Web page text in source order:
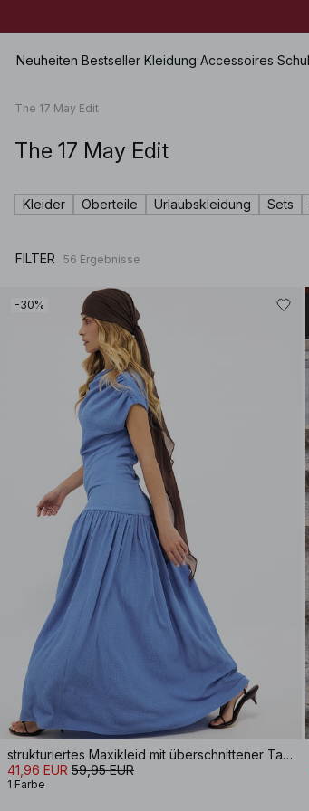
Neuheiten Bestseller Kleidung Accessoires
Alle anzeigen
Oberteile
Hemden & Blusen
Mäntel & Jacken
Unterwäsche
Alle anzeigen
Schmuck
Gürtel
Schals & Tücher
Hüte & Mützen
Haarschmuck
Handschuhe
Alle anzeigen
Schuhe mit Absatz
Stiefel
The 17 May Edit
The 17 May Edit
Kleider Oberteile Urlaubskleidung Sets
FILTER 56 Ergebnisse
-30%
strukturiertes Maxikleid mit überschnittener Taille
41,96 EUR 59,95 EUR
1 Farbe